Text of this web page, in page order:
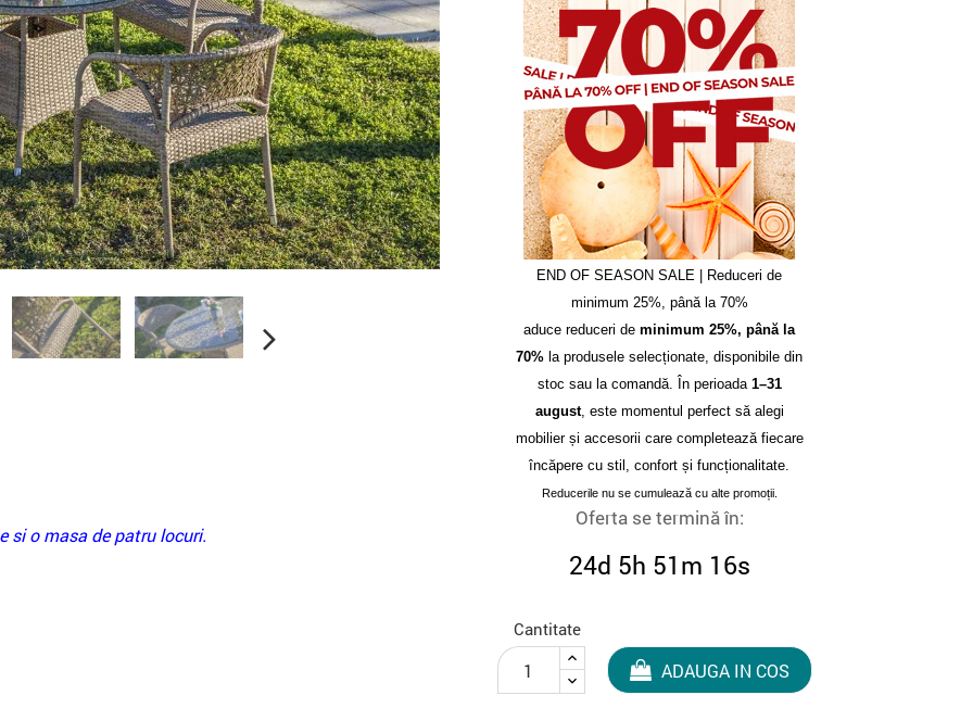
si o masa de patru locuri.
END OF SEASON SALE | Reduceri de
minimum 25%, până la 70%
aduce reduceri deminimum 25%, până la
70% la produsele selecționate, disponibile din
stoc sau la comandă. În perioada 1–31
august, este momentul perfect să alegi
mobilier și accesorii care completează fiecare
încăpere cu stil, confort și funcționalitate.
Reducerile nu se cumulează cu alte promoții.
Oferta se termină în:
24d 5h 51m 15s
Cantitate
ADAUGA IN COS